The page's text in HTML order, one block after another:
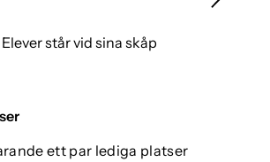
ett par lediga platser